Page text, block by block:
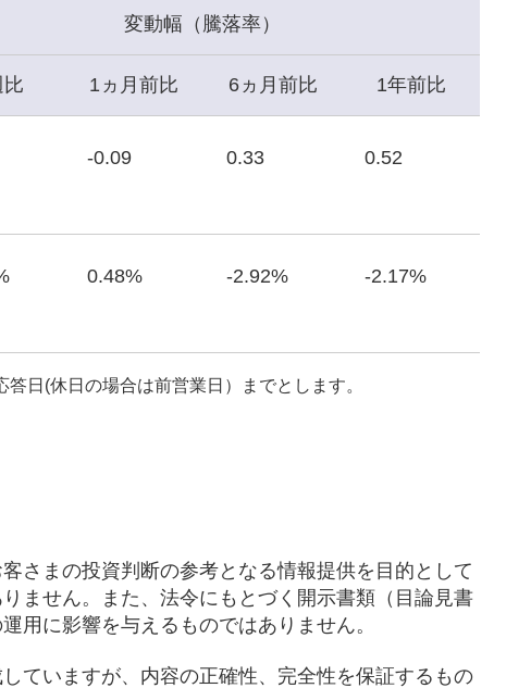
変動幅（騰落率）
1ヵ月前比 6ヵ月前比 1年前比
-0.09 0.33 0.52
0.48% -2.92% -2.17%
日(休日の場合は前営業日）までとします。
さまの投資判断の参考となる情報提供を目的として
ません。また、法令にもとづく開示書類（目論見書
用に影響を与えるものではありません。
ていますが、内容の正確性、完全性を保証するもの